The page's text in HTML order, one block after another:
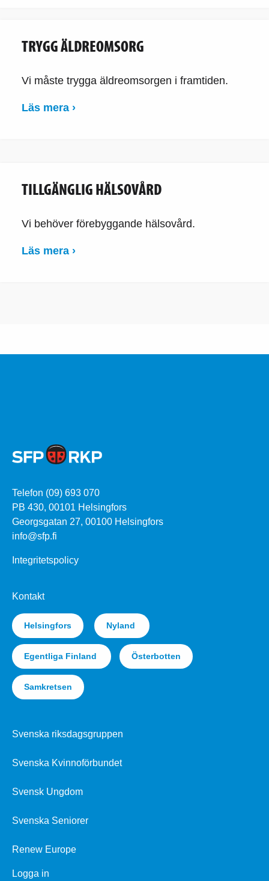
TRYGG ÄLDREOMSORG
Vi måste trygga äldreomsorgen i framtiden.
Läs mera ›
TILLGÄNGLIG HÄLSOVÅRD
Vi behöver förebyggande hälsovård.
Läs mera ›
Telefon (09) 693 070
PB 430, 00101 Helsingfors
Georgsgatan 27, 00100 Helsingfors
info@sfp.fi
Integritetspolicy
Kontakt
Helsingfors Nyland
Egentliga Finland Österbotten
Samkretsen
Svenska riksdagsgruppen
Svenska Kvinnoförbundet
Svensk Ungdom
Svenska Seniorer
Renew Europe
Logga in